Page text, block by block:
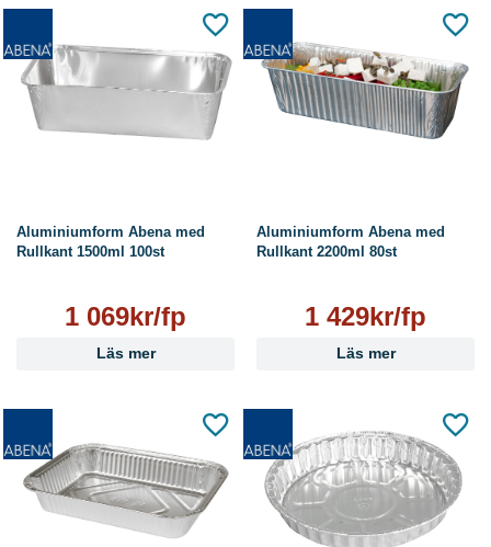
Aluminiumform Abena med
Rullkant 1500ml 100st
1 069kr/fp
Läs mer
Aluminiumform Abena med
Rullkant 2200ml 80st
1 429kr/fp
Läs mer